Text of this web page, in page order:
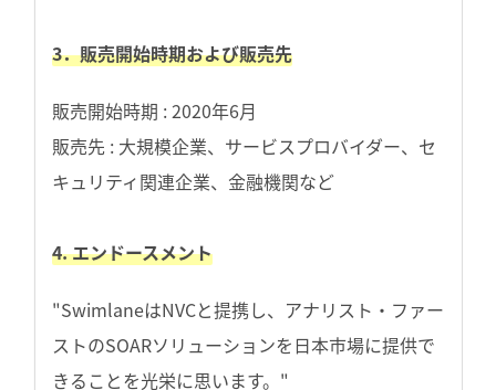
3．販売開始時期および販売先
販売開始時期 : 2020年6月
販売先 : 大規模企業、サービスプロバイダー、セ
キュリティ関連企業、金融機関など
4. エンドースメント
"SwimlaneはNVCと提携し、アナリスト・ファー
ストのSOARソリューションを日本市場に提供で
きることを光栄に思います。"